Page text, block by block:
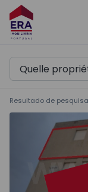
Resultado de pesquisa
Appartement T4